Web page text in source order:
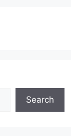
Search